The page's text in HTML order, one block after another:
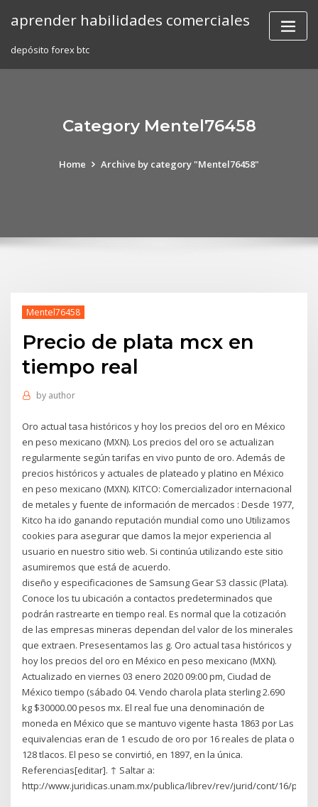
aprender habilidades comerciales
depósito forex btc
Category Mentel76458
Home Archive by category "Mentel76458"
Mentel76458
Precio de plata mcx en
tiempo real
by author
Oro actual tasa históricos y hoy los precios del oro en México
en peso mexicano (MXN). Los precios del oro se actualizan
regularmente según tarifas en vivo punto de oro. Además de
precios históricos y actuales de plateado y platino en México
en peso mexicano (MXN). KITCO: Comercializador internacional
de metales y fuente de información de mercados : Desde 1977,
Kitco ha ido ganando reputación mundial como uno Utilizamos
cookies para asegurar que damos la mejor experiencia al
usuario en nuestro sitio web. Si continúa utilizando este sitio
asumiremos que está de acuerdo.
diseño y especificaciones de Samsung Gear S3 classic (Plata).
Conoce los tu ubicación a contactos predeterminados que
podrán rastrearte en tiempo real. Es normal que la cotización
de las empresas mineras dependan del valor de los minerales
que extraen. Presesentamos las g. Oro actual tasa históricos y
hoy los precios del oro en México en peso mexicano (MXN).
Actualizado en viernes 03 enero 2020 09:00 pm, Ciudad de
México tiempo (sábado 04. Vendo charola plata sterling 2.690
kg $30000.00 pesos mx. El real fue una denominación de
moneda en México que se mantuvo vigente hasta 1863 por Las
equivalencias eran de 1 escudo de oro por 16 reales de plata o
128 tlacos. El peso se convirtió, en 1897, en la única.
Referencias[editar]. ↑ Saltar a:
http://www.juridicas.unam.mx/publica/librev/rev/jurid/cont/16/pr/